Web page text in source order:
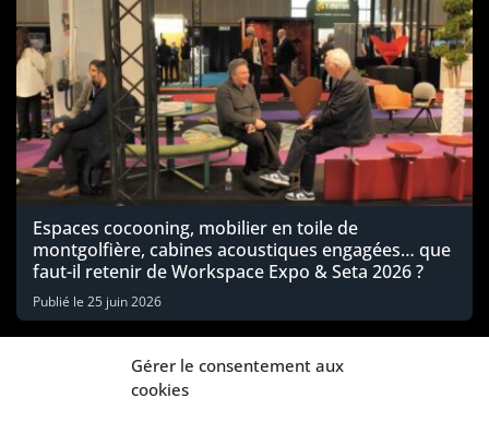
Gérer le consentement aux
cookies
Espaces cocooning, mobilier en toile de
montgolfière, cabines acoustiques engagées… que
faut-il retenir de Workspace Expo & Seta 2026 ?
Publié le 25 juin 2026